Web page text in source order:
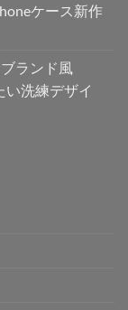
ケース新作
ランド風
洗練デザイ